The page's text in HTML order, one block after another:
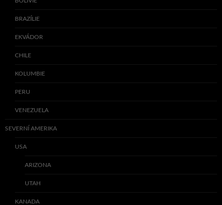
BRAZÍLIE
EKVÁDOR
CHILE
KOLUMBIE
PERU
VENEZUELA
SEVERNÍ AMERIKA
USA
ARIZONA
UTAH
KANADA